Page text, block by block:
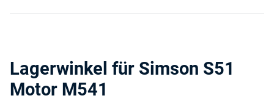
Lagerwinkel für Simson S51
Motor M541